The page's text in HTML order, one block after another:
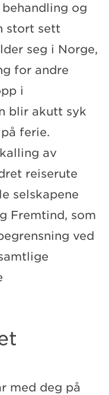
og
stort sett
seg i Norge,
for andre
i
blir akutt syk
ferie.
av
reiserute
selskapene
Fremtind, som
ved
med deg på